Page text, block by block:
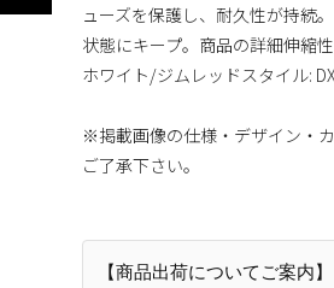
ューズを保護し、耐久性が持続
状態にキープ。商品の詳細伸縮
ホワイト/ジムレッドスタイル:
※掲載画像の仕様・デザイン・
ご了承下さい。
【商品出荷についてご案内】